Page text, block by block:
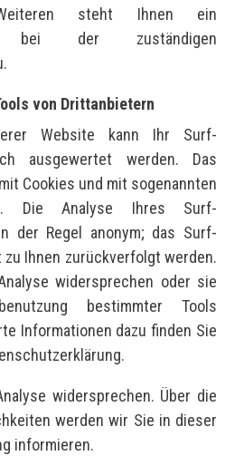
steht Ihnen ein
bei der zuständigen
von Drittanbietern
Website kann Ihr Surf-
ausgewertet werden. Das
Cookies und mit sogenannten
Die Analyse Ihres Surf-
der Regel anonym; das Surf-
Ihnen zurückverfolgt werden.
widersprechen oder sie
bestimmter Tools
Informationen dazu finden Sie
widersprechen. Über die
werden wir Sie in dieser
informieren.